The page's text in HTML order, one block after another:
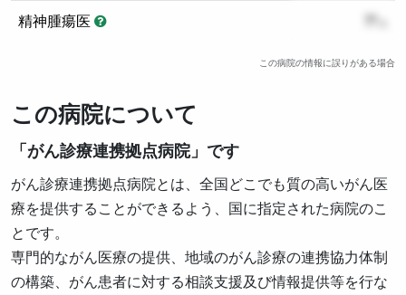
精神腫瘍医 ??
この病院の情報に誤りがある場合
この病院について
「がん診療連携拠点病院」です
がん診療連携拠点病院とは、全国どこでも質の高いがん医
療を提供することができるよう、国に指定された病院のこ
とです。
専門的ながん医療の提供、地域のがん診療の連携協力体制
の構築、がん患者に対する相談支援及び情報提供等を行な